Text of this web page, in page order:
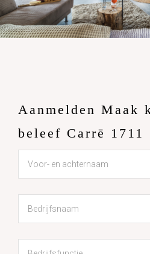
Aanmelden Maak
beleef Carrē 1711